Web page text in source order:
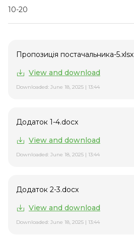
10-20
Пропозиція постачальника-5.xlsx
View and download
Downloaded: June 18, 2025 | 13:44
Додаток 1-4.docx
View and download
Downloaded: June 18, 2025 | 13:44
Додаток 2-3.docx
View and download
Downloaded: June 18, 2025 | 13:44